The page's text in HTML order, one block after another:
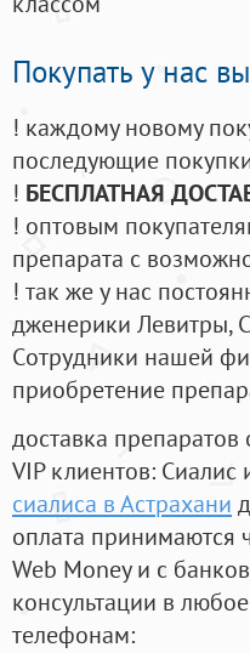
Покупать у нас
! каждому новому
последующие
! БЕСПЛАТНАЯ
! оптовым
препарата с
! так же у нас
дженерики Левитры,
Cотрудники нашей
приобретение
доставка
VIP клиентов:
сиалиса в Астрахани
оплата принимаются
Web Money и с
консультации в
телефонам: